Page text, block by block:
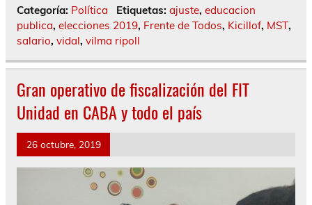
Categoría: Política Etiquetas: ajuste, educacion
publica, elecciones 2019, Frente de Todos, Kicillof, MST,
salario, vidal, vilma ripoll
Gran operativo de fiscalización del FIT
Unidad en CABA y todo el país
26 octubre, 2019